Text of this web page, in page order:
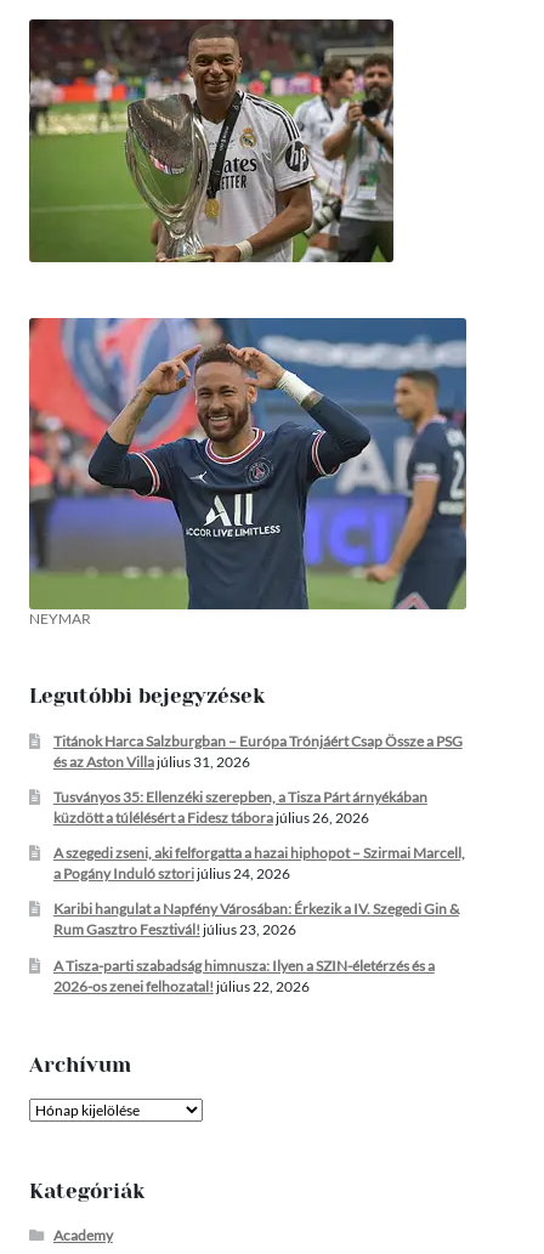
NEYMAR
Legutóbbi bejegyzések
Titánok Harca Salzburgban – Európa Trónjáért Csap Össze a PSG
és az Aston Villajúlius 31, 2026
Tusványos 35: Ellenzéki szerepben, a Tisza Párt árnyékában
küzdött a túlélésért a Fidesz táborajúlius 26, 2026
A szegedi zseni, aki felforgatta a hazai hiphopot – Szirmai Marcell,
a Pogány Induló sztorijúlius 24, 2026
Karibi hangulat a Napfény Városában: Érkezik a IV. Szegedi Gin &
Rum Gasztro Fesztivál! július 23, 2026
A Tisza-parti szabadság himnusza: Ilyen a SZIN-életérzés és a
2026-os zenei felhozatal! július 22, 2026
Archívum
Archívum
Kategóriák
Academy